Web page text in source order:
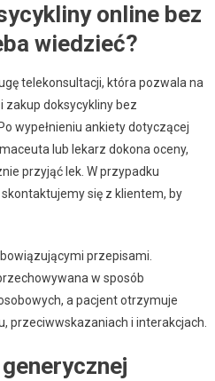
online bez
wiedzieć?
telekonsultacji, która pozwala na
zakup doksycykliny bez
wypełnieniu ankiety dotyczącej
lub lekarz dokona oceny,
przyjąć lek. W przypadku
się z klientem, by
przepisami.
w sposób
a pacjent otrzymuje
przeciwwskazaniach i interakcjach.